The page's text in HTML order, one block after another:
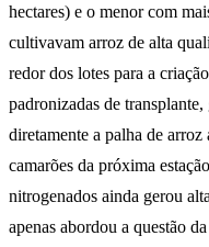
hectares) e o menor com
cultivavam arroz de alta
redor dos lotes para a
padronizadas de
diretamente a palha de
camarões da próxima
nitrogenados ainda gerou
apenas abordou a questão